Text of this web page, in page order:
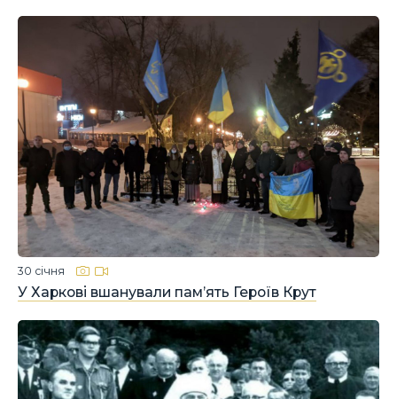
У Харкові вшанували пам’ять Героїв Крут
30 січня